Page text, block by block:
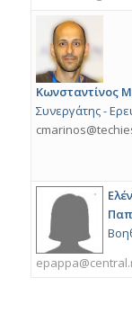
Κωνσταντίνος
Συνεργάτης -